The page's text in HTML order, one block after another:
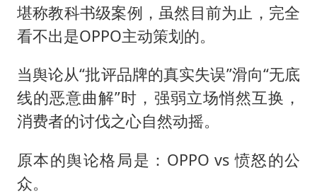
堪称教科书级案例，虽然目前为止，完全
看不出是OPPO主动策划的。
当舆论从“批评品牌的真实失误”滑向“无底
线的恶意曲解”时，强弱立场悄然互换，
消费者的讨伐之心自然动摇。
原本的舆论格局是：OPPO vs 愤怒的公
众。